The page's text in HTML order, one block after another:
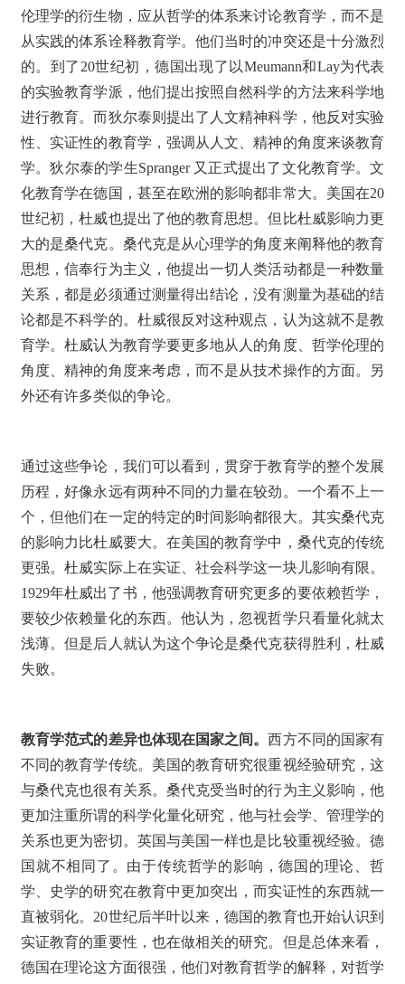
伦理学的衍生物，应从哲学的体系来讨论教育学，而不是
从实践的体系诠释教育学。他们当时的冲突还是十分激烈
的。到了20世纪初，德国出现了以Meumann和Lay为代表
的实验教育学派，他们提出按照自然科学的方法来科学地
进行教育。而狄尔泰则提出了人文精神科学，他反对实验
性、实证性的教育学，强调从人文、精神的角度来谈教育
学。狄尔泰的学生Spranger 又正式提出了文化教育学。文
化教育学在德国，甚至在欧洲的影响都非常大。美国在20
世纪初，杜威也提出了他的教育思想。但比杜威影响力更
大的是桑代克。桑代克是从心理学的角度来阐释他的教育
思想，信奉行为主义，他提出一切人类活动都是一种数量
关系，都是必须通过测量得出结论，没有测量为基础的结
论都是不科学的。杜威很反对这种观点，认为这就不是教
育学。杜威认为教育学要更多地从人的角度、哲学伦理的
角度、精神的角度来考虑，而不是从技术操作的方面。另
外还有许多类似的争论。
通过这些争论，我们可以看到，贯穿于教育学的整个发展
历程，好像永远有两种不同的力量在较劲。一个看不上一
个，但他们在一定的特定的时间影响都很大。其实桑代克
的影响力比杜威要大。在美国的教育学中，桑代克的传统
更强。杜威实际上在实证、社会科学这一块儿影响有限。
1929年杜威出了书，他强调教育研究更多的要依赖哲学，
要较少依赖量化的东西。他认为，忽视哲学只看量化就太
浅薄。但是后人就认为这个争论是桑代克获得胜利，杜威
失败。
教育学范式的差异也体现在国家之间。西方不同的国家有
不同的教育学传统。美国的教育研究很重视经验研究，这
与桑代克也很有关系。桑代克受当时的行为主义影响，他
更加注重所谓的科学化量化研究，他与社会学、管理学的
关系也更为密切。英国与美国一样也是比较重视经验。德
国就不相同了。由于传统哲学的影响，德国的理论、哲
学、史学的研究在教育中更加突出，而实证性的东西就一
直被弱化。20世纪后半叶以来，德国的教育也开始认识到
实证教育的重要性，也在做相关的研究。但是总体来看，
德国在理论这方面很强，他们对教育哲学的解释，对哲学